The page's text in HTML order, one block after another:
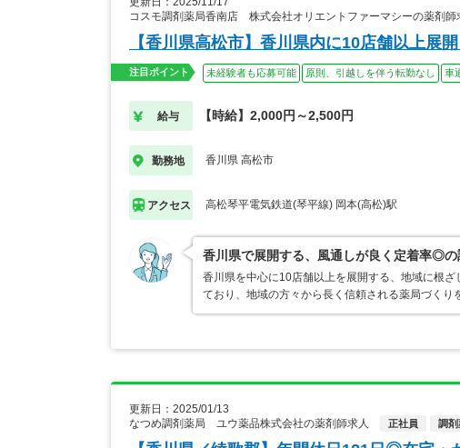
コスモ調剤薬局香南店 株式会社オリエントファーマシーの薬剤師
【香川県高松市】香川県内に10店舗以上展
注目ポイント 未経験者も応募可能 原則、引越しを伴う転勤なし 車
給与 【時給】2,000円～2,500円
勤務地 香川県 高松市
アクセス 高松琴平電気鉄道(琴平線) 岡本(高松)駅
香川県で展開する、風通しが良く定着率◎の
香川県を中心に10店舗以上を展開する、地域に根
ており、地域の方々から長く信頼される薬局づく
更新日：2025/01/13
なつめ調剤薬局 ユウ薬品株式会社の薬剤師求人
正社員 調剤